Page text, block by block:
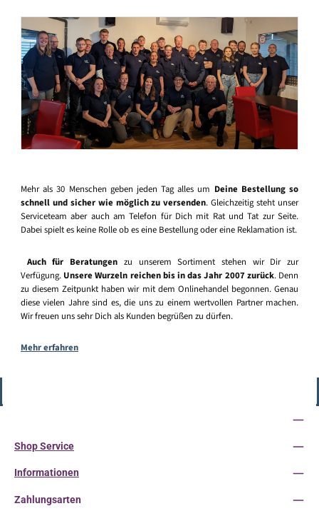
Mehr als 30 Menschen geben jeden Tag alles um Deine Bestellung so
schnell und sicher wie möglich zu versenden. Gleichzeitig steht unser
Serviceteam aber auch am Telefon für Dich mit Rat und Tat zur Seite.
Dabei spielt es keine Rolle ob es eine Bestellung oder eine Reklamation ist.
Auch für Beratungen zu unserem Sortiment stehen wir Dir zur
Verfügung. Unsere Wurzeln reichen bis in das Jahr 2007 zurück. Denn
zu diesem Zeitpunkt haben wir mit dem Onlinehandel begonnen. Genau
diese vielen Jahre sind es, die uns zu einem wertvollen Partner machen.
Wir freuen uns sehr Dich als Kunden begrüßen zu dürfen.
Mehr erfahren
Shop Service
Informationen
Zahlungsarten